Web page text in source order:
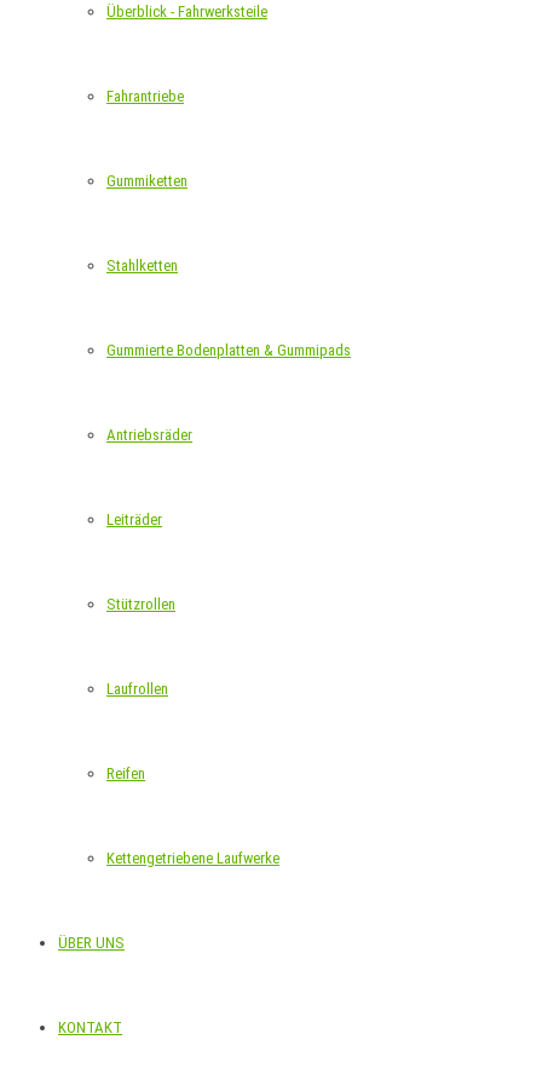
Überblick - Fahrwerksteile
Fahrantriebe
Gummiketten
Stahlketten
Gummierte Bodenplatten & Gummipads
Antriebsräder
Leiträder
Stützrollen
Laufrollen
Reifen
Kettengetriebene Laufwerke
ÜBER UNS
KONTAKT